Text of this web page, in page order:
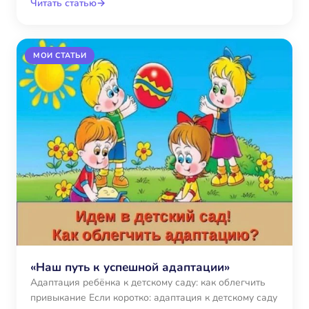
Читать статью→
МОИ СТАТЬИ
«Наш путь к успешной адаптации»
Адаптация ребёнка к детскому саду: как облегчить
привыкание Если коротко: адаптация к детскому саду